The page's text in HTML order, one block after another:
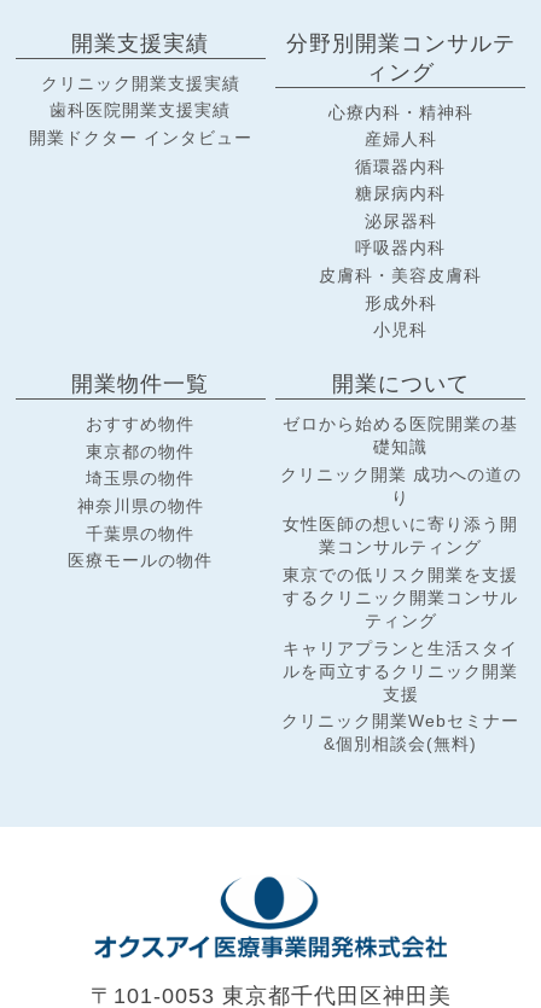
開業支援実績
クリニック開業支援実績
歯科医院開業支援実績
開業ドクター インタビュー
分野別開業コンサルテ
ィング
心療内科・精神科
産婦人科
循環器内科
糖尿病内科
泌尿器科
呼吸器内科
皮膚科・美容皮膚科
形成外科
小児科
開業物件一覧
おすすめ物件
東京都の物件
埼玉県の物件
神奈川県の物件
千葉県の物件
医療モールの物件
開業について
ゼロから始める医院開業の基
礎知識
クリニック開業 成功への道の
り
女性医師の想いに寄り添う開
業コンサルティング
東京での低リスク開業を支援
するクリニック開業コンサル
ティング
キャリアプランと生活スタイ
ルを両立するクリニック開業
支援
クリニック開業Webセミナー
&個別相談会(無料)
〒101-0053 東京都千代田区神田美